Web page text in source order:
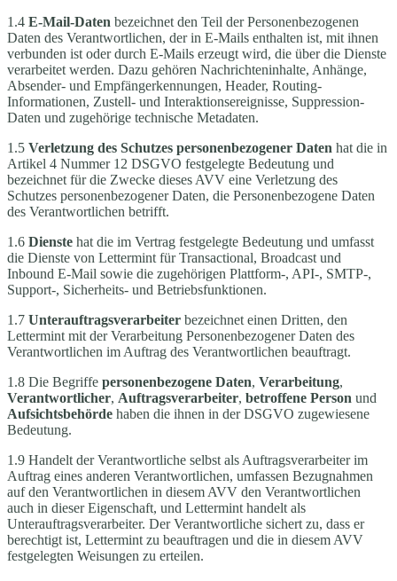
1.4 E-Mail-Daten bezeichnet den Teil der Personenbezogenen
Daten des Verantwortlichen, der in E-Mails enthalten ist, mit ihnen
verbunden ist oder durch E-Mails erzeugt wird, die über die Dienste
verarbeitet werden. Dazu gehören Nachrichteninhalte, Anhänge,
Absender- und Empfängerkennungen, Header, Routing-
Informationen, Zustell- und Interaktionsereignisse, Suppression-
Daten und zugehörige technische Metadaten.
1.5 Verletzung des Schutzes personenbezogener Daten hat die in
Artikel 4 Nummer 12 DSGVO festgelegte Bedeutung und
bezeichnet für die Zwecke dieses AVV eine Verletzung des
Schutzes personenbezogener Daten, die Personenbezogene Daten
des Verantwortlichen betrifft.
1.6 Dienste hat die im Vertrag festgelegte Bedeutung und umfasst
die Dienste von Lettermint für Transactional, Broadcast und
Inbound E-Mail sowie die zugehörigen Plattform-, API-, SMTP-,
Support-, Sicherheits- und Betriebsfunktionen.
1.7 Unterauftragsverarbeiter bezeichnet einen Dritten, den
Lettermint mit der Verarbeitung Personenbezogener Daten des
Verantwortlichen im Auftrag des Verantwortlichen beauftragt.
1.8 Die Begriffe personenbezogene Daten, Verarbeitung,
Verantwortlicher, Auftragsverarbeiter, betroffene Person und
Aufsichtsbehörde haben die ihnen in der DSGVO zugewiesene
Bedeutung.
1.9 Handelt der Verantwortliche selbst als Auftragsverarbeiter im
Auftrag eines anderen Verantwortlichen, umfassen Bezugnahmen
auf den Verantwortlichen in diesem AVV den Verantwortlichen
auch in dieser Eigenschaft, und Lettermint handelt als
Unterauftragsverarbeiter. Der Verantwortliche sichert zu, dass er
berechtigt ist, Lettermint zu beauftragen und die in diesem AVV
festgelegten Weisungen zu erteilen.